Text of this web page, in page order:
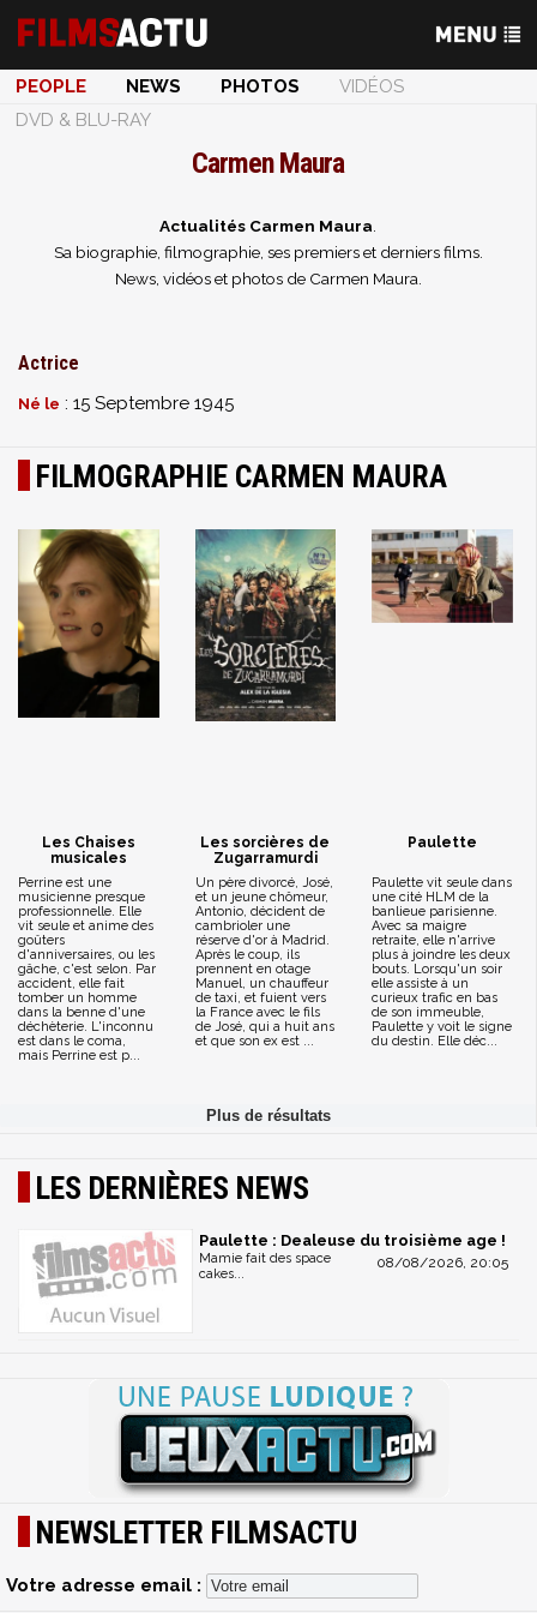
PEOPLE NEWS PHOTOS
VIDÉOS
DVD & BLU-RAY
Carmen Maura
Actualités Carmen Maura
Sa biographie, filmographie, ses premiers et derniers films.
News, vidéos et photos de Carmen Maura.
Actrice
Né le : 15 Septembre 1945
FILMOGRAPHIE CARMEN MAURA
Les Chaises
musicales
Perrine est une
musicienne presque
professionnelle. Elle
vit seule et anime des
goûters
d'anniversaires, ou les
gâche, c'est selon. Par
accident, elle fait
tomber un homme
dans la benne d'une
déchèterie. L'inconnu
est dans le coma,
mais Perrine est p...
Les sorcières de
Zugarramurdi
Un père divorcé, José,
et un jeune chômeur,
Antonio, décident de
cambrioler une
réserve d'or à Madrid.
Après le coup, ils
prennent en otage
Manuel, un chauffeur
de taxi, et fuient vers
la France avec le fils
de José, qui a huit ans
et que son ex est ...
Paulette
Paulette vit seule dans
une cité HLM de la
banlieue parisienne.
Avec sa maigre
retraite, elle n'arrive
plus à joindre les deux
bouts. Lorsqu'un soir
elle assiste à un
curieux trafic en bas
de son immeuble,
Paulette y voit le signe
du destin. Elle déc...
LES DERNIÈRES NEWS
Paulette : Dealeuse du troisième age !
08/08/2026, 20:05
Mamie fait des space
cakes...
NEWSLETTER FILMSACTU
Votre adresse email :